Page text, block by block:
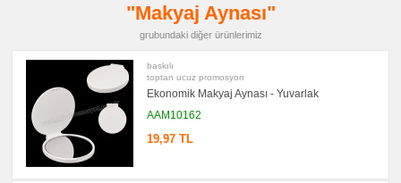
"Makyaj Aynası"
grubundaki diğer ürünlerimiz
baskılı
toptan ucuz promosyon
Ekonomik Makyaj Aynası - Yuvarlak
AAM10162
19,97 TL
promosyon
Bardak
Altlığı
Para
Tabağı
promosyon
Evrak